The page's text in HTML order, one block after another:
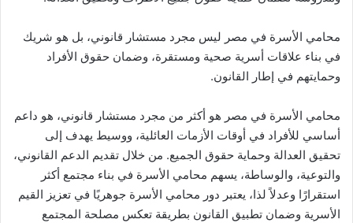
محامي الأسرة في مصر ليس مجرد مستشار قانوني، بل هو شريك
في بناء علاقات أسرية صحية ومستقرة، وضمان حقوق الأفراد
وحمايتهم في إطار القانون.
محامي الأسرة في مصر هو أكثر من مجرد مستشار قانوني، هو داعم
أساسي للأفراد في أوقات الأزمات العائلية، ووسيط يهدف إلى
تحقيق العدالة وحماية حقوق الجميع. من خلال تقديم الدعم القانوني،
والتوعية، والوساطة، يسهم محامي الأسرة في بناء مجتمع أكثر
استقرارًا وعدلاً لذا، يعتبر دور محامي الأسرة جوهريًا في تعزيز القيم
الأسرية وضمان تطبيق القانون بطريقة تعكس مصلحة المجتمع